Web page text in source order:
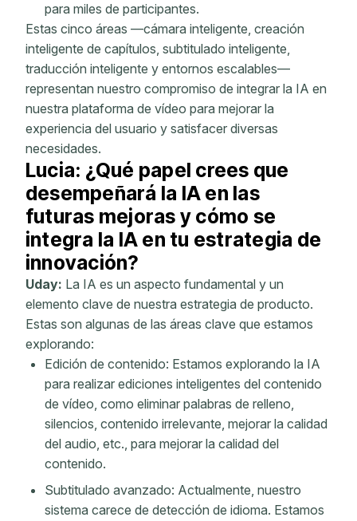
para miles de participantes.
Estas cinco áreas —cámara inteligente, creación
inteligente de capítulos, subtitulado inteligente,
traducción inteligente y entornos escalables—
representan nuestro compromiso de integrar la IA en
nuestra plataforma de vídeo para mejorar la
experiencia del usuario y satisfacer diversas
necesidades.
Lucia: ¿Qué papel crees que
desempeñará la IA en las
futuras mejoras y cómo se
integra la IA en tu estrategia de
innovación?
Uday: La IA es un aspecto fundamental y un
elemento clave de nuestra estrategia de producto.
Estas son algunas de las áreas clave que estamos
explorando:
Edición de contenido: Estamos explorando la IA
para realizar ediciones inteligentes del contenido
de vídeo, como eliminar palabras de relleno,
silencios, contenido irrelevante, mejorar la calidad
del audio, etc., para mejorar la calidad del
contenido.
Subtitulado avanzado: Actualmente, nuestro
sistema carece de detección de idioma. Estamos